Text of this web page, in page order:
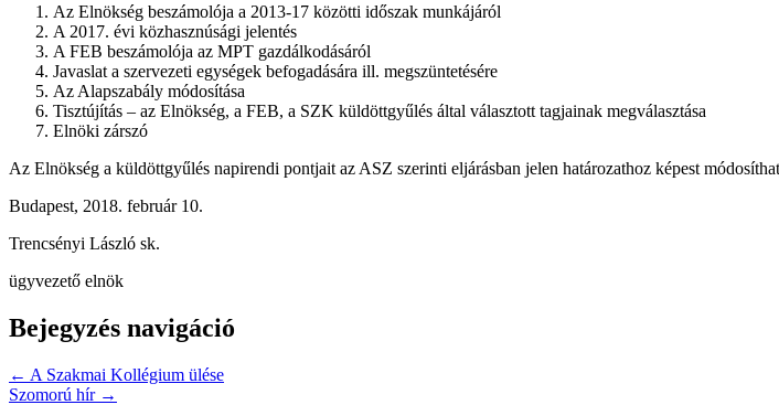
Az Elnökség beszámolója a 2013-17 közötti időszak munkájáról
A 2017. évi közhasznúsági jelentés
A FEB beszámolója az MPT gazdálkodásáról
Javaslat a szervezeti egységek befogadására ill. megszüntetésére
Az Alapszabály módosítása
Tisztújítás – az Elnökség, a FEB, a SZK küldöttgyűlés által választott tagjainak megválasztása
Elnöki zárszó
Az Elnökség a küldöttgyűlés napirendi pontjait az ASZ szerinti eljárásban jelen határozathoz képest
Budapest, 2018. február 10.
Trencsényi László sk.
ügyvezető elnök
Bejegyzés navigáció
← A Szakmai Kollégium ülése
Szomorú hír →